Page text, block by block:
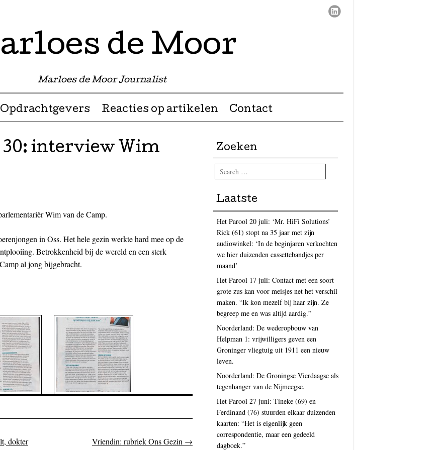
de Moor
Marloes de Moor Journalist
Opdrachtgevers Reacties op artikelen Contact
interview Wim
Wim van de Camp.
in Oss. Het hele gezin werkte hard mee op de
Betrokkenheid bij de wereld en een sterk
al jong bijgebracht.
dokter
Vriendin: rubriek Ons Gezin →
Zoeken
Search
Laatste
Het Parool 20 juli: ‘Mr. HiFi Solutions’
Rick (61) stopt na 35 jaar met zijn
audiowinkel: ‘In de beginjaren verkochten
we hier duizenden cassettebandjes per
maand’
Het Parool 17 juli: Contact met een soort
grote zus kan voor meisjes net het verschil
maken. “Ik kon mezelf bij haar zijn. Ze
begreep me en was altijd aardig.”
Noorderland: De wederopbouw van
Helpman 1: vrijwilligers geven een
Groninger vliegtuig uit 1911 een nieuw
leven.
Noorderland: De Groningse Vierdaagse als
tegenhanger van de Nijmeegse.
Het Parool 27 juni: Tineke (69) en
Ferdinand (76) stuurden elkaar duizenden
kaarten: “Het is eigenlijk geen
correspondentie, maar een gedeeld
dagboek.”